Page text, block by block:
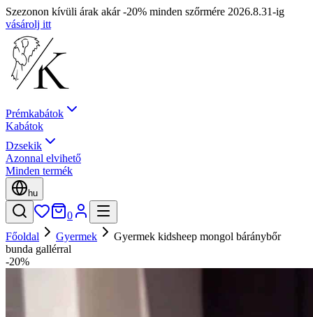
Szezonon kívüli árak akár -20% minden szőrmére 2026.8.31-ig
vásárolj itt
Prémkabátok
Kabátok
Dzsekik
Azonnal elvihető
Minden termék
hu
0
Főoldal
Gyermek
Gyermek kidsheep mongol báránybőr
bunda gallérral
-20%